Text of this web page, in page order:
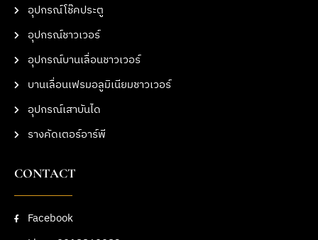
อุปกรณ์โช๊คประตู
อุปกรณ์ชาวเวอร์
อุปกรณ์บานเลื่อนชาวเวอร์
บานเลื่อนเฟรมอลูมิเนียมชาวเวอร์
อุปกรณ์เสาบันได
รางคัดเตอร์อาร์พี
CONTACT
Facebook